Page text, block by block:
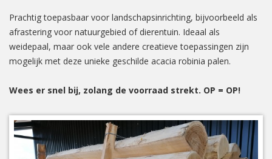
Prachtig toepasbaar voor landschapsinrichting, bijvoorbeeld als
afrastering voor natuurgebied of dierentuin. Ideaal als
weidepaal, maar ook vele andere creatieve toepassingen zijn
mogelijk met deze unieke geschilde acacia robinia palen.
Wees er snel bij, zolang de voorraad strekt. OP = OP!